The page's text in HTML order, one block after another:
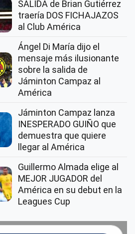
SALIDA de Brian Gutiérrez
traería DOS FICHAJAZOS
al Club América
Ángel Di María dijo el
mensaje más ilusionante
sobre la salida de
Jáminton Campaz al
América
Jáminton Campaz lanza
INESPERADO GUIÑO que
demuestra que quiere
llegar al América
Guillermo Almada elige al
MEJOR JUGADOR del
América en su debut en la
Leagues Cup